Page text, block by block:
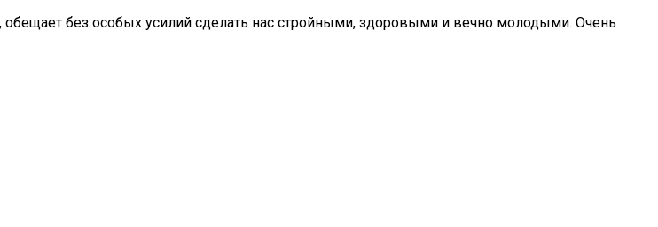
без особых усилий сделать нас стройными, здоровыми и вечно молодыми. Очень